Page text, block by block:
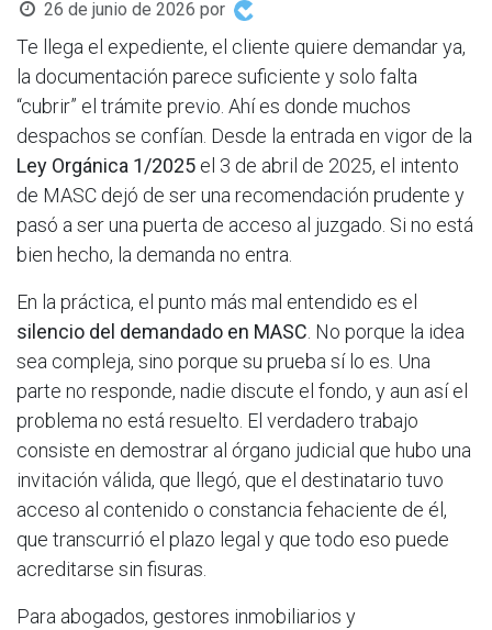
26 de junio de 2026 por
Te llega el expediente, el cliente quiere demandar ya,
la documentación parece suficiente y solo falta
“cubrir” el trámite previo. Ahí es donde muchos
despachos se confían. Desde la entrada en vigor de la
Ley Orgánica 1/2025 el 3 de abril de 2025, el intento
de MASC dejó de ser una recomendación prudente y
pasó a ser una puerta de acceso al juzgado. Si no está
bien hecho, la demanda no entra.
En la práctica, el punto más mal entendido es el
silencio del demandado en MASC. No porque la idea
sea compleja, sino porque su prueba sí lo es. Una
parte no responde, nadie discute el fondo, y aun así el
problema no está resuelto. El verdadero trabajo
consiste en demostrar al órgano judicial que hubo una
invitación válida, que llegó, que el destinatario tuvo
acceso al contenido o constancia fehaciente de él,
que transcurrió el plazo legal y que todo eso puede
acreditarse sin fisuras.
Para abogados, gestores inmobiliarios y